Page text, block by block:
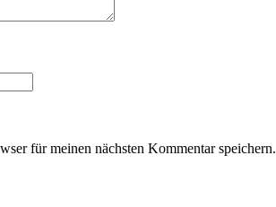
für meinen nächsten Kommentar speichern.